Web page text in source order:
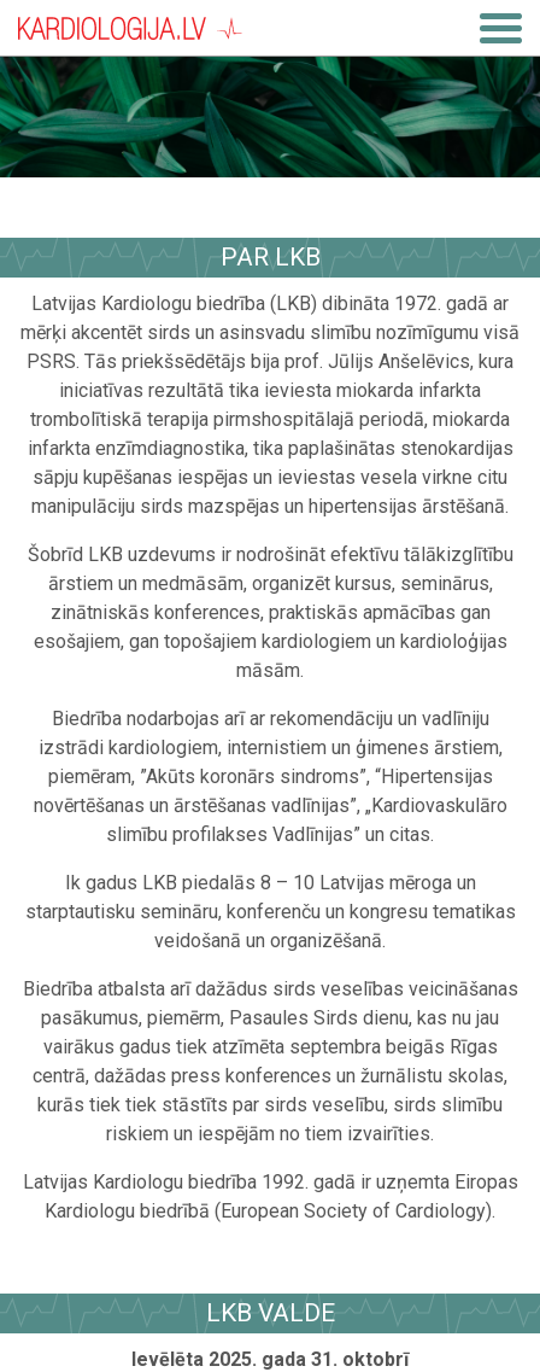
PAR LKB
Latvijas Kardiologu biedrība (LKB) dibināta 1972. gadā ar
mērķi akcentēt sirds un asinsvadu slimību nozīmīgumu visā
PSRS. Tās priekšsēdētājs bija prof. Jūlijs Anšelēvics, kura
iniciatīvas rezultātā tika ieviesta miokarda infarkta
trombolītiskā terapija pirmshospitālajā periodā, miokarda
infarkta enzīmdiagnostika, tika paplašinātas stenokardijas
sāpju kupēšanas iespējas un ieviestas vesela virkne citu
manipulāciju sirds mazspējas un hipertensijas ārstēšanā.
Šobrīd LKB uzdevums ir nodrošināt efektīvu tālākizglītību
ārstiem un medmāsām, organizēt kursus, seminārus,
zinātniskās konferences, praktiskās apmācības gan
esošajiem, gan topošajiem kardiologiem un kardioloģijas
māsām.
Biedrība nodarbojas arī ar rekomendāciju un vadlīniju
izstrādi kardiologiem, internistiem un ģimenes ārstiem,
piemēram, ”Akūts koronārs sindroms”, “Hipertensijas
novērtēšanas un ārstēšanas vadlīnijas”, „Kardiovaskulāro
slimību profilakses Vadlīnijas” un citas.
Ik gadus LKB piedalās 8 – 10 Latvijas mēroga un
starptautisku semināru, konferenču un kongresu tematikas
veidošanā un organizēšanā.
Biedrība atbalsta arī dažādus sirds veselības veicināšanas
pasākumus, piemērm, Pasaules Sirds dienu, kas nu jau
vairākus gadus tiek atzīmēta septembra beigās Rīgas
centrā, dažādas press konferences un žurnālistu skolas,
kurās tiek tiek stāstīts par sirds veselību, sirds slimību
riskiem un iespējām no tiem izvairīties.
Latvijas Kardiologu biedrība 1992. gadā ir uzņemta Eiropas
Kardiologu biedrībā (European Society of Cardiology).
LKB VALDE
Ievēlēta 2025. gada 31. oktobrī